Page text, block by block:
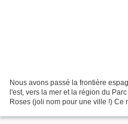
Nous avons passé la frontière
l'est, vers la mer et la région du
Roses (joli nom pour une ville !)